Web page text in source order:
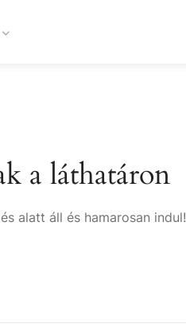
a láthatáron
alatt áll és hamarosan indul!